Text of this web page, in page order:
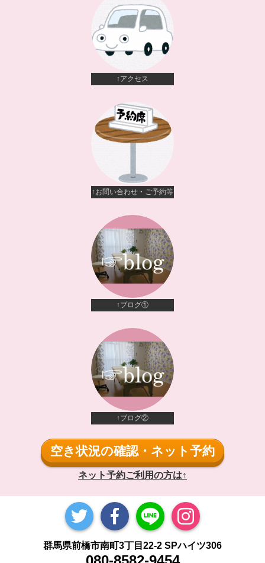
↑アクセス
↑お問い合わせ・ご予約等
↑ブログ①
↑ブログ②
空き状況の確認・ネット予約
ネット予約ご利用の方は↑
群馬県前橋市南町3丁目22-2 SPハイツ306